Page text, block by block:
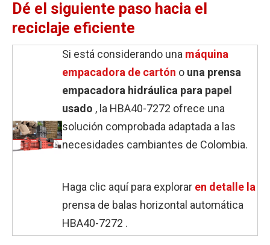
Dé el siguiente paso hacia el
reciclaje eficiente
Si está considerando una máquina
empacadora de cartón o una prensa
empacadora hidráulica para papel
usado , la HBA40-7272 ofrece una
solución comprobada adaptada a las
necesidades cambiantes de Colombia.
Haga clic aquí para explorar en detalle la
prensa de balas horizontal automática
HBA40-7272 .